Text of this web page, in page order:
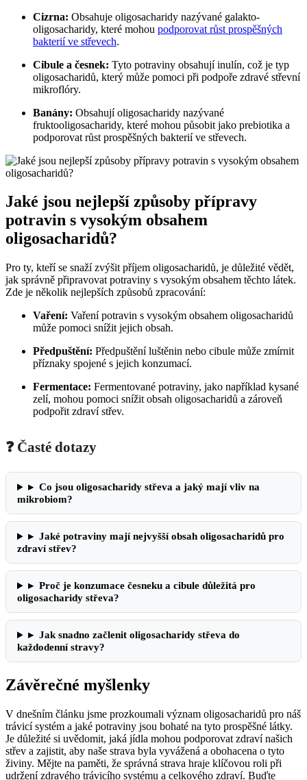
Cizrna: Obsahuje oligosacharidy nazývané galakto-
oligosacharidy, které mohou podporovat růst prospěšných
bakterií ve střevech.
Cibule a česnek: Tyto potraviny obsahují inulín, což je typ
oligosacharidů, který může pomoci při podpoře zdravé střevní
mikroflóry.
Banány: Obsahují oligosacharidy nazývané
fruktooligosacharidy, které mohou působit jako prebiotika a
podporovat růst prospěšných bakterií ve střevech.
Jaké jsou nejlepší způsoby přípravy
potravin s vysokým obsahem
oligosacharidů?
Pro ty, kteří se snaží zvýšit příjem oligosacharidů, je důležité vědět,
jak správně připravovat potraviny s vysokým obsahem těchto látek.
Zde je několik nejlepších způsobů zpracování:
Vaření: Vaření potravin s vysokým obsahem oligosacharidů
může pomoci snížit jejich obsah.
Předpuštění: Předpuštění luštěnin nebo cibule může zmírnit
příznaky spojené s jejich konzumací.
Fermentace: Fermentované potraviny, jako například kysané
zelí, mohou pomoci snížit obsah oligosacharidů a zároveň
podpořit zdraví střev.
❓ Časté dotazy
▸ Co jsou oligosacharidy střeva a jaký mají vliv na
mikrobiom?
▸ Jaké potraviny mají nejvyšší obsah oligosacharidů pro
zdraví střev?
▸ Proč je konzumace česneku a cibule důležitá pro
oligosacharidy střeva?
▸ Jak snadno začlenit oligosacharidy střeva do
každodenní stravy?
Závěrečné myšlenky
V dnešním článku jsme prozkoumali význam oligosacharidů pro náš
trávicí systém a jaké potraviny jsou bohaté na tyto prospěšné látky.
Je důležité si uvědomit, jaká jídla mohou podporovat zdraví našich
střev a zajistit, aby naše strava byla vyvážená a obohacena o tyto
živiny. Mějte na paměti, že správná strava hraje klíčovou roli při
udržení zdravého trávicího systému a celkového zdraví. Buďte